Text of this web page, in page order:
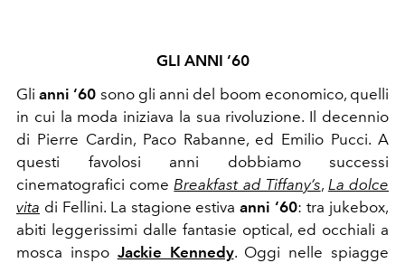
GLI ANNI ‘60
Glianni ‘60 sono gli anni del boom economico, quelli
in cui la moda iniziava la sua rivoluzione. Il decennio
di Pierre Cardin, Paco Rabanne, ed Emilio Pucci. A
questi favolosi anni dobbiamo successi
cinematografici comeBreakfast ad Tiffany’s, La dolce
vita di Fellini. La stagione estivaanni ‘60: tra jukebox,
abiti leggerissimi dalle fantasie optical, ed occhiali a
mosca inspo Jackie Kennedy. Oggi nelle spiagge